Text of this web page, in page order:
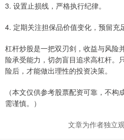
3. 设置止损线，严格执行纪律。
4. 定期关注担保品价值变化，预留充
杠杆炒股是一把双刃剑，收益与风险
险承受能力，切勿盲目追求高杠杆。
险后，才能做出理性的投资决策。
（本文仅供参考股票配资可靠，不
需谨慎。）
文章为作者独立